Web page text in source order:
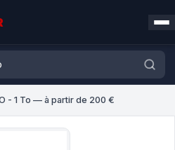
- 1 To — à partir de 200 €